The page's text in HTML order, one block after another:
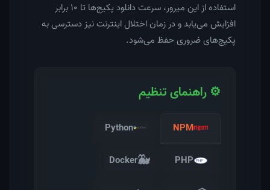
استفاده از این میرور، سرعت دانلود پکیج‌ها تا ۱۰ برابر
افزایش می‌یابد و در زمان اختلال اینترنت نیز دسترسی به
پکیج‌های ضروری حفظ می‌شود.
⚙️ راهنمای تنظیم
NPM
Python
PHP
🐳
Docker